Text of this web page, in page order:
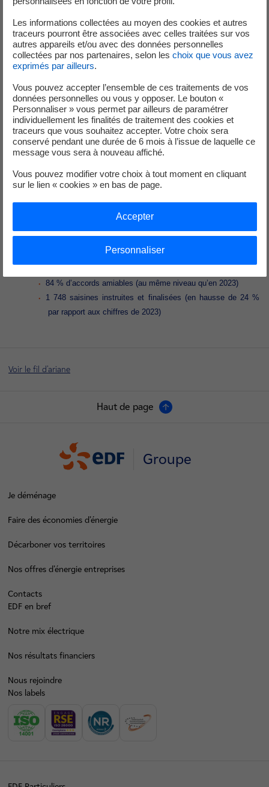
Olivier Fontanié, Médiateur du groupe EDF, a déclaré : « Si l’activité du
Médiateur est restée soutenue en 2024, le nombre de saisines reçues a
baissé de 17 % par rapport à 2023. Par ailleurs, grâce au travail mené
jamais été aussi élevé. Afin de toujours améliorer l’accès à la médiation
et résoudre les litiges pouvant survenir dans les meilleures conditions,
nous avons établi de nouveaux critères de recevabilité qui ont montré
des premiers résultats dès cette année. Nous poursuivrons ce travail
en 2025 pour une médiation au service de tous. »
Les Chiffres 2024
60 jours de délai moyen de traitement (4 jours de délai en
84 % d’accords amiables (au même niveau qu’en 2023)
1 748 saisines instruites et finalisées (en hausse de 24 %
par rapport aux chiffres de 2023)
Voir le fil d'ariane
Haut de page
Groupe
Je déménage
Faire des économies d’énergie
Décarboner vos territoires
Nos offres d’énergie entreprises
Contacts
EDF en bref
Notre mix électrique
Nos résultats financiers
Nous rejoindre
Nos labels
Les informations collectées au moyen des cookies et autres
traceurs pourront être associées avec celles traitées sur vos
autres appareils et/ou avec des données personnelles
collectées par nos partenaires, selon les choix que vous avez
exprimés par ailleurs.
Vous pouvez accepter l’ensemble de ces traitements de vos
données personnelles ou vous y opposer. Le bouton «
Personnaliser » vous permet par ailleurs de paramétrer
individuellement les finalités de traitement des cookies et
traceurs que vous souhaitez accepter. Votre choix sera
conservé pendant une durée de 6 mois à l’issue de laquelle ce
message vous sera à nouveau affiché.
Vous pouvez modifier votre choix à tout moment en cliquant
sur le lien « cookies » en bas de page.
Personnaliser
Accepter